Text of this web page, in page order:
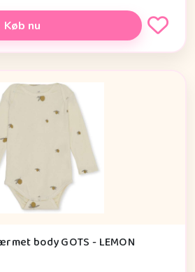
Køb nu
body GOTS - LEMON